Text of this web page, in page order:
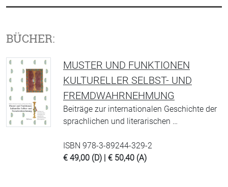
BÜCHER:
MUSTER UND FUNKTIONEN
KULTURELLER SELBST- UND
FREMDWAHRNEHMUNG
Beiträge zur internationalen Geschichte der
sprachlichen und literarischen …
ISBN 978-3-89244-329-2
€ 49,00 (D) | € 50,40 (A)